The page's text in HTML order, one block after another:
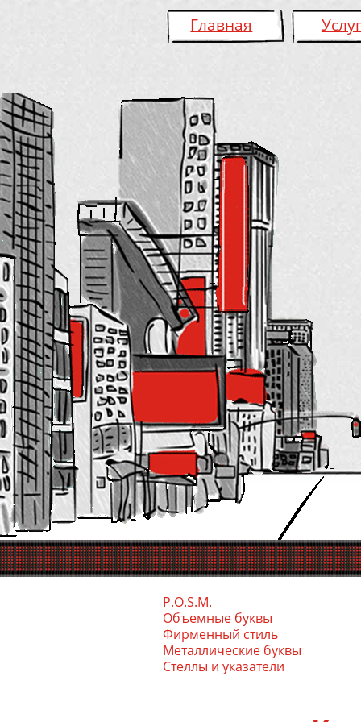
Главная
P.O.S.M.
Объемные буквы
Фирменный стиль
Ме­тал­ли­чес­кие бук­вы
Стел­лы и ука­зате­ли